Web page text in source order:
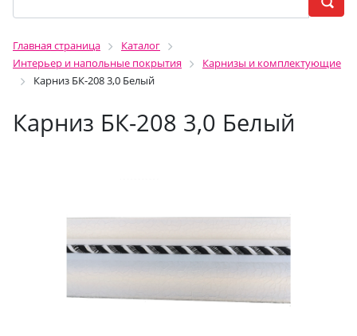
Главная страница
Каталог
Интерьер и напольные покрытия
Карнизы и комплектующие
Карниз БК-208 3,0 Белый
Карниз БК-208 3,0 Белый